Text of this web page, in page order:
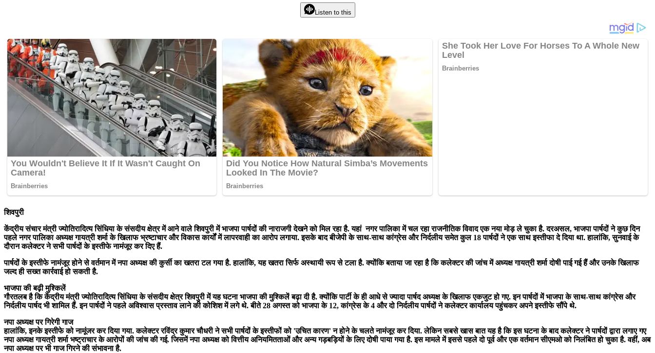
Listen to this
शिवपुरी
केंद्रीय संचार मंत्री ज्योतिरादित्य सिंधिया के संसदीय क्षेत्र में आने वाले शिवपुरी में भाजपा पार्षदों की नाराजगी देखने को मिल रहा है. यहां नगर पालिका में चल रहा राजनीतिक विवाद एक नया मोड़ ले चुका है. दरअसल, भाजपा पार्षदों ने कुछ दिन
पहले नगर पालिका अध्यक्ष गायत्री शर्मा के खिलाफ भ्रष्टाचार और विकास कार्यों में लापरवाही का आरोप लगाया. इसके बाद बीजेपी के साथ-साथ कांग्रेस और निर्दलीय समेत कुल 18 पार्षदों ने एक साथ इस्तीफा दे दिया था. हालांकि, सुनवाई के
दौरान कलेक्टर ने सभी पार्षदों के इस्तीफे नामंजूर कर दिए हैं.
पार्षदों के इस्तीफे नामंजूर होने से वर्तमान में नपा अध्यक्ष की कुर्सी का खतरा टल गया है. हालांकि, यह खतरा सिर्फ अस्थायी रूप से टला है. क्योंकि बताया जा रहा है कि कलेक्टर की जांच में अध्यक्ष गायत्री शर्मा दोषी पाई गई हैं और उनके खिलाफ
जल्द ही सख्त कार्रवाई हो सकती है.
भाजपा की बढ़ी मुश्किलें
गौरतलब है कि केंद्रीय मंत्री ज्योतिरादित्य सिंधिया के संसदीय क्षेत्र शिवपुरी में यह घटना भाजपा की मुश्किलें बढ़ा दी है. क्योंकि पार्टी के ही आधे से ज्यादा पार्षद अध्यक्ष के खिलाफ एकजुट हो गए. इन पार्षदों में भाजपा के साथ-साथ कांग्रेस और
निर्दलीय पार्षद भी शामिल हैं. इन पार्षदों ने पहले अविश्वास प्रस्ताव लाने की कोशिश में लगे थे. बीते 28 अगस्त को भाजपा के 12, कांग्रेस के 4 और दो निर्दलीय पार्षदों ने कलेक्टर कार्यालय पहुंचकर अपने इस्तीफे सौंपे थे.
नपा अध्यक्ष पर गिरेगी गाज
हालांकि, इनके इस्तीफे को नामूंजर कर दिया गया. कलेक्टर रविंद्र कुमार चौधरी ने सभी पार्षदों के इस्तीफों को 'उचित कारण' न होने के चलते नामंजूर कर दिया. लेकिन सबसे खास बात यह है कि इस घटना के बाद कलेक्टर ने पार्षदों द्वारा लगाए गए
नपा अध्यक्ष गायत्री शर्मा भष्ट्राचार के आरोपों की जांच की गई. जिसमें नपा अध्यक्ष को वित्तीय अनियमितताओं और अन्य गड़बड़ियों के लिए दोषी पाया गया है. इस मामले में इससे पहले दो पूर्व और एक वर्तमान सीएमओ को निलंबित हो चुका है. वहीं, अब
नपा अध्यक्ष पर भी गाज गिरने की संभावना है.